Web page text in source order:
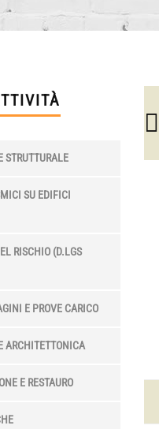
STRUTTURALE
SU EDIFICI
RISCHIO (D.LGS
E PROVE CARICO
ARCHITETTONICA
E RESTAURO